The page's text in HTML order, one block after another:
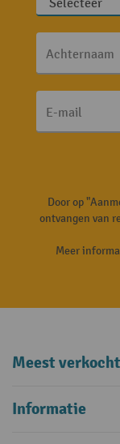
Achternaam
E-mail
Door op
ontvangen van
Meer
Meest verkocht
Informatie